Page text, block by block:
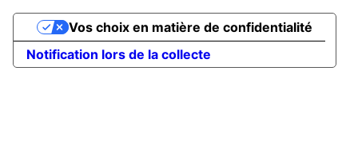
Notification lors de la collecte
Vos choix en matière de confidentialité